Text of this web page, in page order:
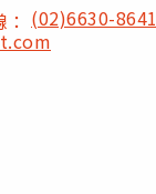
(02)6630-8641